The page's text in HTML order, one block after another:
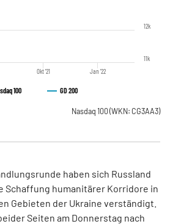
100 GD 200
Jan '22
Okt '21
11k
12k
Nasdaq 100(WKN: CG3AA3)
haben sich Russland
Schaffung humanitärer Korridore in
Gebieten der Ukraine verständigt.
Seiten am Donnerstag nach